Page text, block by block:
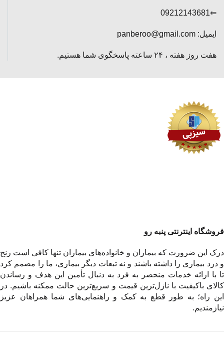
⇐09212143681
ایمیل: panberoo@gmail.com
هفت روز هفته ، ۲۴ ساعته پاسخگوی شما هستیم.
فروشگاه اینترنتی پنبه رو
درک این ضرورت که بیماران و خانواده‌های بیماران تنها کافی است رنج
و درد بیماری را داشته باشند و نه تبعات دیگر بیماری، ما را مصمم کرد
تا با ارائه خدمات منحصر به فرد به دنبال تأمین این هدف و رساندن
کالای باکیفیت با نازل‌ترین قیمت و سریع‌ترین حالت ممکنه باشیم. در
این راه؛ به طور قطع به کمک و راهنمایی‌های شما همراهان عزیز
نیازمندیم.